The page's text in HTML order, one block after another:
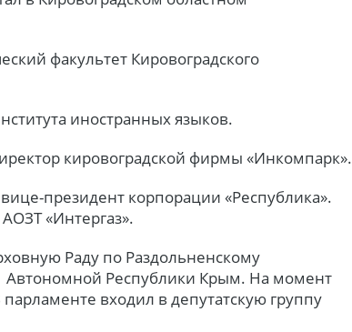
факультет Кировоградского
иностранных языков.
кировоградской фирмы «Инкомпарк».
президент корпорации «Республика».
«Интергаз».
Раду по Раздольненскому
Автономной Республики Крым. На момент
входил в депутатскую группу